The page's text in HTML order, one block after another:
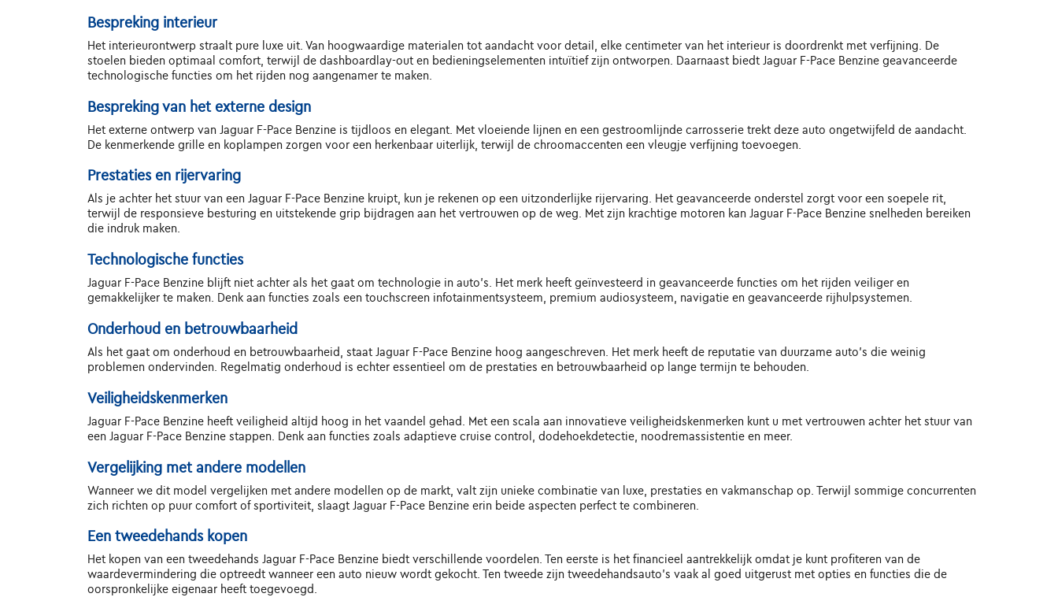
Bespreking interieur
Het interieurontwerp straalt pure luxe uit. Van hoogwaardige materialen tot aandacht voor detail, elke centimeter van het interieur is doordrenkt met verfijning. De
stoelen bieden optimaal comfort, terwijl de dashboardlay-out en bedieningselementen intuïtief zijn ontworpen. Daarnaast biedt Jaguar F-Pace Benzine geavanceerde
technologische functies om het rijden nog aangenamer te maken.
Bespreking van het externe design
Het externe ontwerp van Jaguar F-Pace Benzine is tijdloos en elegant. Met vloeiende lijnen en een gestroomlijnde carrosserie trekt deze auto ongetwijfeld de aandacht.
De kenmerkende grille en koplampen zorgen voor een herkenbaar uiterlijk, terwijl de chroomaccenten een vleugje verfijning toevoegen.
Prestaties en rijervaring
Als je achter het stuur van een Jaguar F-Pace Benzine kruipt, kun je rekenen op een uitzonderlijke rijervaring. Het geavanceerde onderstel zorgt voor een soepele rit,
terwijl de responsieve besturing en uitstekende grip bijdragen aan het vertrouwen op de weg. Met zijn krachtige motoren kan Jaguar F-Pace Benzine snelheden bereiken
die indruk maken.
Technologische functies
Jaguar F-Pace Benzine blijft niet achter als het gaat om technologie in auto's. Het merk heeft geïnvesteerd in geavanceerde functies om het rijden veiliger en
gemakkelijker te maken. Denk aan functies zoals een touchscreen infotainmentsysteem, premium audiosysteem, navigatie en geavanceerde rijhulpsystemen.
Onderhoud en betrouwbaarheid
Als het gaat om onderhoud en betrouwbaarheid, staat Jaguar F-Pace Benzine hoog aangeschreven. Het merk heeft de reputatie van duurzame auto's die weinig
problemen ondervinden. Regelmatig onderhoud is echter essentieel om de prestaties en betrouwbaarheid op lange termijn te behouden.
Veiligheidskenmerken
Jaguar F-Pace Benzine heeft veiligheid altijd hoog in het vaandel gehad. Met een scala aan innovatieve veiligheidskenmerken kunt u met vertrouwen achter het stuur van
een Jaguar F-Pace Benzine stappen. Denk aan functies zoals adaptieve cruise control, dodehoekdetectie, noodremassistentie en meer.
Vergelijking met andere modellen
Wanneer we dit model vergelijken met andere modellen op de markt, valt zijn unieke combinatie van luxe, prestaties en vakmanschap op. Terwijl sommige concurrenten
zich richten op puur comfort of sportiviteit, slaagt Jaguar F-Pace Benzine erin beide aspecten perfect te combineren.
Een tweedehands kopen
Het kopen van een tweedehands Jaguar F-Pace Benzine biedt verschillende voordelen. Ten eerste is het financieel aantrekkelijk omdat je kunt profiteren van de
waardevermindering die optreedt wanneer een auto nieuw wordt gekocht. Ten tweede zijn tweedehandsauto's vaak al goed uitgerust met opties en functies die de
oorspronkelijke eigenaar heeft toegevoegd.